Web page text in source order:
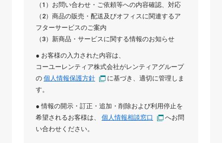
（1）お問い合わせ・ご依頼等への内容確認、対応
（2）商品の販売・配送及びオフィスに関連するア
フターサービスのご案内
（3）新商品・サービスに関する情報のお知らせ
● お客様の入力された内容は、
コーユーレンティア株式会社がレンティアグループ
の 個人情報保護方針
に基づき、適切に管理しま
す。
● 情報の開示・訂正・追加・削除および利用停止を
希望されるお客様は、 個人情報相談窓口
へお問
い合わせください。